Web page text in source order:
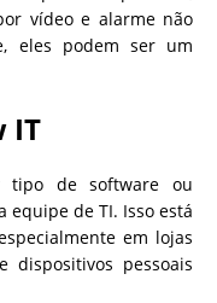
vídeo e alarme não
eles podem ser um
IT
tipo de software ou
equipe de TI. Isso está
em lojas
dispositivos pessoais